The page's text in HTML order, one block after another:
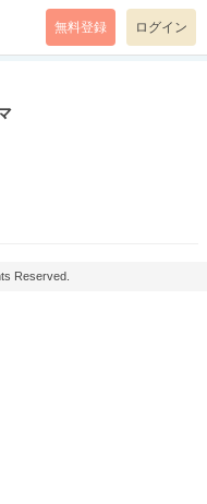
無料登録 ログイン
Reserved.